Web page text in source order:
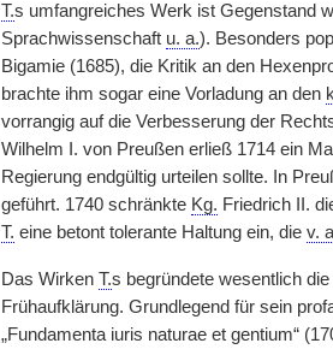
T.s umfangreiches Werk ist Gegenstand
Sprachwissenschaft u. a.). Besonders
Bigamie (1685), die Kritik an den
brachte ihm sogar eine Vorladung an den
vorrangig auf die Verbesserung der
Wilhelm I. von Preußen erließ 1714 ein
Regierung endgültig urteilen sollte. In
geführt. 1740 schränkte Kg. Friedrich II.
T. eine betont tolerante Haltung ein, die v.
Das Wirken T.s begründete wesentlich
Frühaufklärung. Grundlegend für sein
„Fundamenta iuris naturae et gentium“